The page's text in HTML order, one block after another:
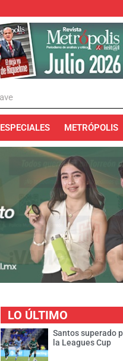
ESPECIALES METRÓPOLIS
LO ÚLTIMO
Santos superado
la Leagues Cup